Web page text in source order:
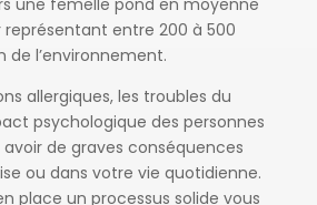
représentant entre 200 à 500
l’environnement.
allergiques, les troubles du
psychologique des personnes
de graves conséquences
ou dans votre vie quotidienne.
place un processus solide vous